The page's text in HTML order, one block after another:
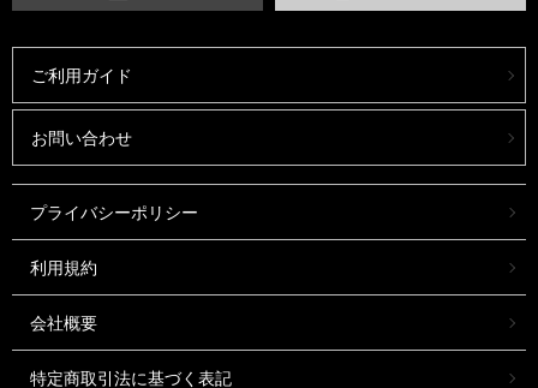
ご利用ガイド
お問い合わせ
プライバシーポリシー
利用規約
会社概要
特定商取引法に基づく表記